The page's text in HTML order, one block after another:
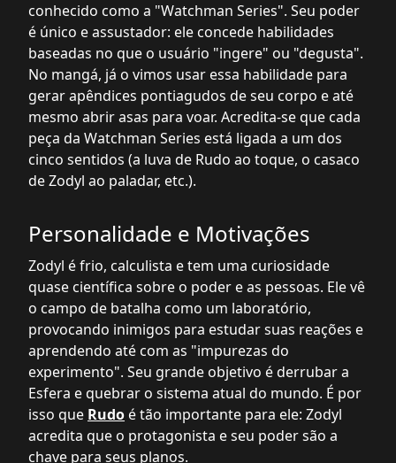
conhecido como a "Watchman Series". Seu poder
é único e assustador: ele concede habilidades
baseadas no que o usuário "ingere" ou "degusta".
No mangá, já o vimos usar essa habilidade para
gerar apêndices pontiagudos de seu corpo e até
mesmo abrir asas para voar. Acredita-se que cada
peça da Watchman Series está ligada a um dos
cinco sentidos (a luva de Rudo ao toque, o casaco
de Zodyl ao paladar, etc.).
Personalidade e Motivações
Zodyl é frio, calculista e tem uma curiosidade
quase científica sobre o poder e as pessoas. Ele vê
o campo de batalha como um laboratório,
provocando inimigos para estudar suas reações e
aprendendo até com as "impurezas do
experimento". Seu grande objetivo é derrubar a
Esfera e quebrar o sistema atual do mundo. É por
isso que Rudo é tão importante para ele: Zodyl
acredita que o protagonista e seu poder são a
chave para seus planos.